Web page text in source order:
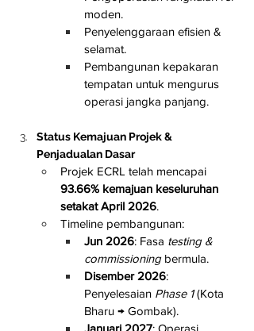
moden.
Penyelenggaraan efisien &
selamat.
Pembangunan kepakaran
tempatan untuk mengurus
operasi jangka panjang.
Status Kemajuan Projek &
Penjadualan Dasar
Projek ECRL telah mencapai
93.66% kemajuan keseluruhan
setakat April 2026.
Timeline pembangunan:
Jun 2026: Fasa testing &
commissioning bermula.
Disember 2026:
Penyelesaian Phase 1 (Kota
Bharu → Gombak).
Januari 2027: Operasi